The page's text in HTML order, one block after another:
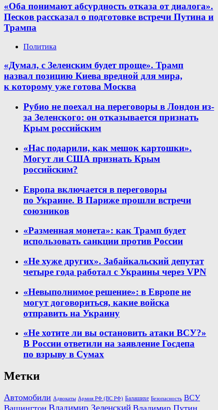
«Оба понимают абсурдность отказа от диалога».
Песков рассказал о подготовке встречи Путина и
Трампа
Политика
«Думал, с Зеленским будет проще». Трамп
назвал позицию Киева вредной для мира,
к которому уже готова Москва
Рубио не поехал на переговоры в Лондон из-
за Зеленского: он отказывается признать
Крым российским
«Нас подарили, как мешок картошки».
Могут ли США признать Крым
российским?
Европа включается в переговоры
по Украине. В Париже прошли встречи
союзников
«Разменная монета»: как Трамп будет
использовать санкции против России
«Не хуже других». Забайкальский депутат
четыре года работал с Украины через VPN
«Невыполнимое решение»: в Европе не
могут договориться, какие войска
отправить на Украину
«Не хотите ли вы остановить атаки ВСУ?»
В России ответили на заявление Госдепа
по взрыву в Сумах
Метки
Автомобили Адвокаты Армия РФ (ВС РФ) Балашихе Безопасность ВСУ
Владимир Зеленский